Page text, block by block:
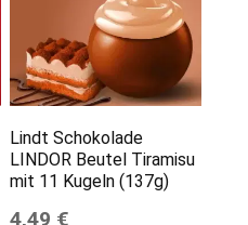
Lindt Schokolade
LINDOR Beutel Tiramisu
mit 11 Kugeln (137g)
4,49 €